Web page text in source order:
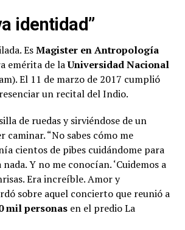
identidad”
EsMagister en Antropología
emérita de laUniversidad Nacional
El 11 de marzo de 2017 cumplió
un recital del Indio.
de ruedas y sirviéndose de un
caminar. “No sabes cómo me
cientos de pibes cuidándome para
Y no me conocían. ‘Cuidemos a
Era increíble. Amor y
sobre aquel concierto que reunió a
mil personasen el predio La